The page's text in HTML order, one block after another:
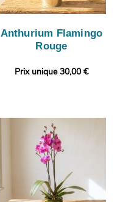
Anthurium Flamingo
Rouge
Prix unique 30,00 €